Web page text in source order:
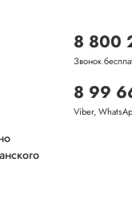
8 800
Звонок
8 99
Viber,